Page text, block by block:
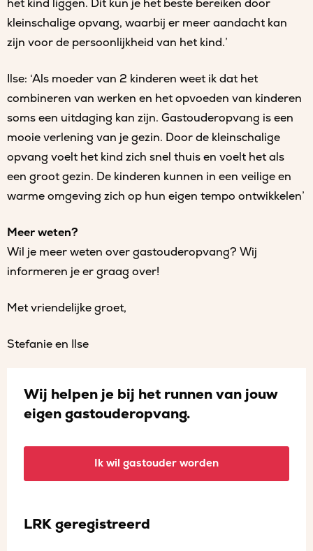
het kind liggen. Dit kun je het beste bereiken door
kleinschalige opvang, waarbij er meer aandacht kan
zijn voor de persoonlijkheid van het kind.’
Ilse: ‘Als moeder van 2 kinderen weet ik dat het
combineren van werken en het opvoeden van kinderen
soms een uitdaging kan zijn. Gastouderopvang is een
mooie verlening van je gezin. Door de kleinschalige
opvang voelt het kind zich snel thuis en voelt het als
een groot gezin. De kinderen kunnen in een veilige en
warme omgeving zich op hun eigen tempo ontwikkelen’
Meer weten?
Wil je meer weten over gastouderopvang? Wij
informeren je er graag over!
Met vriendelijke groet,
Stefanie en Ilse
Wij helpen je bij het runnen van jouw
eigen gastouderopvang.
Ik wil gastouder worden
LRK geregistreerd